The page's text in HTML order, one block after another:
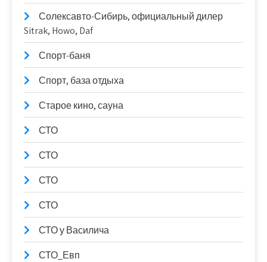
Солексавто-Сибирь, официальный дилер
Sitrak, Howo, Daf
Спорт-баня
Спорт, база отдыха
Старое кино, сауна
СТО
СТО
СТО
СТО
СТО у Василича
СТО_Евп